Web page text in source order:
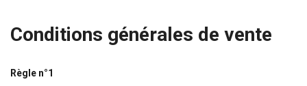
Conditions générales de vente
Règle n°1